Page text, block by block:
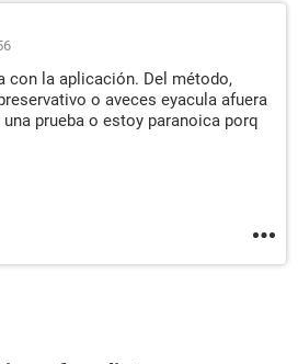
con la aplicación. Del método,
o aveces eyacula afuera
prueba o estoy paranoica porq